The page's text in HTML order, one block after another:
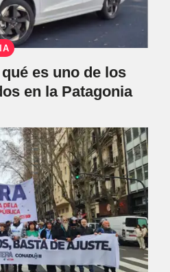
es uno de los
en la Patagonia